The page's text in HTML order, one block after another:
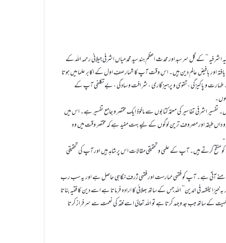
اشرفیہ ‘‘ کے گل سرسبد اور محدث اعظم ہند سید محمد میاں اشرفی جیلانی رحمہ اللہ کے
اور بافیض عالم دین ہیں۔ اس وقت آپ کا شمار صفِ اول کے اکابر علما میں ہوتا
و پاکیزگی ، تقوی و پرہیزگاری ، شرافت و سادگی ، بے تکلفی آپ کے
تفسیر اشرفی تفاسیر کی معتمد کتابوں سے ماخوذ ایک مختصر و جامع تفسیر ہے۔ اس میں
داں طبقہ اور مصروف ترین لوگوں کے لیے بہت مفید ہے کہ مختصر وقت میں وہ
کرتے ہیں۔ آپ کے علمی و تحقیقی مقالات اس پر شاہد ہیں اور آپ کی تحقیقی
آتی ہے۔ آپ کو فقہی ممارست اور فقہی ژرف نگاہی حاصل ہے اور یہ سب رب
یفقہہ في الدین‘‘ اللہ جس کے ساتھ بھلائی کا ارادہ فرماتا ہے اسے دین کا فقیہ بناتا
کے ساتھ جب جد و جہد کرتا ہے تو اللہ تعالیٰ اسے فقہ کی نعمت سے سرفراز کرتا